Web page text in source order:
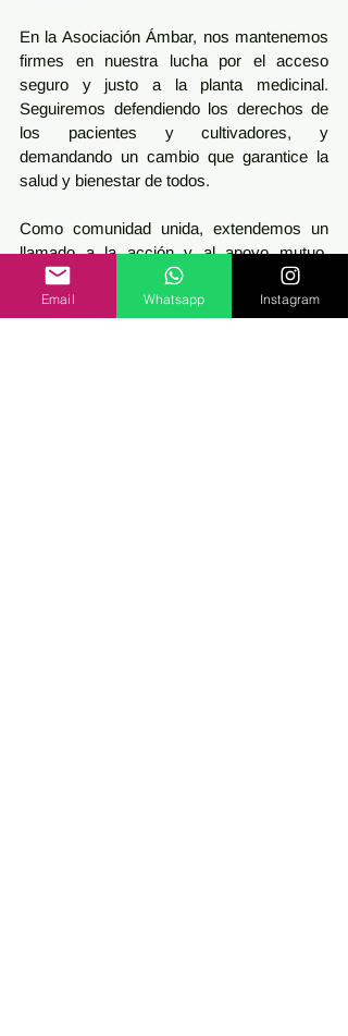
En la Asociación Ámbar, nos mantenemos
firmes en nuestra lucha por el acceso
seguro y justo a la planta medicinal.
Seguiremos defendiendo los derechos de
los pacientes y cultivadores, y
demandando un cambio que garantice la
salud y bienestar de todos.
Como comunidad unida, extendemos un
llamado a la acción y al apoyo mutuo.
Nuestros cultivadores, quienes con
dedicación han brindado alivio a tantos
pacientes, están en riesgo de perder su
Email Whatsapp Instagram